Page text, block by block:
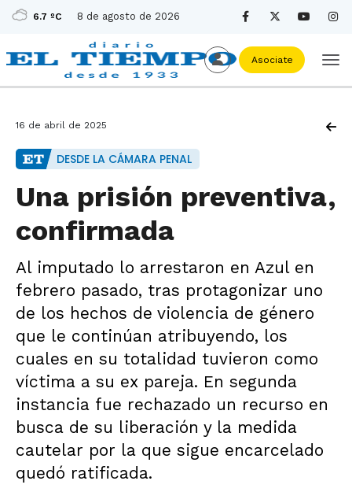
6.7 ºC 8 de agosto de 2026
Asociate
16 de abril de 2025
DESDE LA CÁMARA PENAL
Una prisión preventiva,
confirmada
Al imputado lo arrestaron en Azul en
febrero pasado, tras protagonizar uno
de los hechos de violencia de género
que le continúan atribuyendo, los
cuales en su totalidad tuvieron como
víctima a su ex pareja. En segunda
instancia fue rechazado un recurso en
busca de su liberación y la medida
cautelar por la que sigue encarcelado
quedó ratificada.